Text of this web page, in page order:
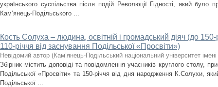
українського суспільства після подій Революції Гідності, який було
Кам’янець-Подільського ...
Кость Солуха – людина, освітній і громадський діяч (до
110-річчя від заснування Подільської «Просвіти»)
Невідомий автор (Кам’янець-Подільський національний університет
Збірник містить доповіді та повідомлення учасників круглого столу,
Подільської «Просвіти» та 150-річчя від дня народження К.Солухи,
Подільської ...